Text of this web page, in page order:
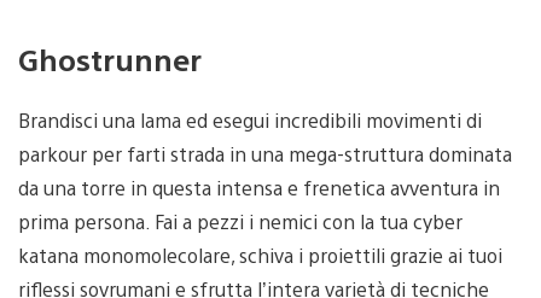
Ghostrunner
Brandisci una lama ed esegui incredibili movimenti di
parkour per farti strada in una mega-struttura dominata
da una torre in questa intensa e frenetica avventura in
prima persona. Fai a pezzi i nemici con la tua cyber
katana monomolecolare, schiva i proiettili grazie ai tuoi
riflessi sovrumani e sfrutta l’intera varietà di tecniche